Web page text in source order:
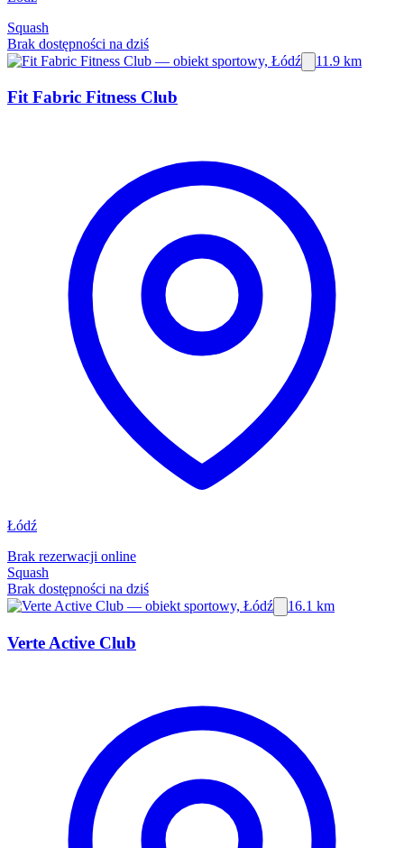
Squash
Brak dostępności na dziś
11.9 km
Fit Fabric Fitness Club
Łódź
Brak rezerwacji online
Squash
Brak dostępności na dziś
16.1 km
Verte Active Club